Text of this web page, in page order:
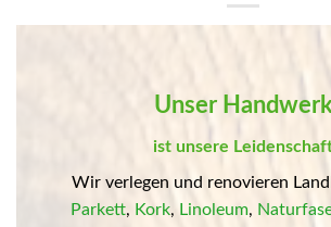
Unser
ist unsere
Wir verlegen und renovieren
Parkett, Kork, Linoleum,